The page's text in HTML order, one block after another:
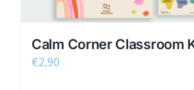
Calm Corner Classroom
€2,90